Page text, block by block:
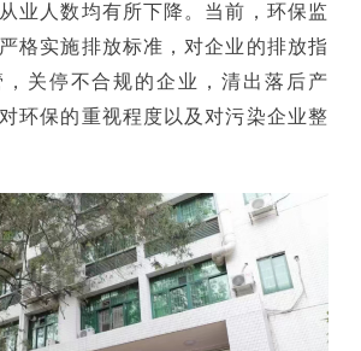
业人数均有所下降。当前，环保监
格实施排放标准，对企业的排放指
关停不合规的企业，清出落后产
环保的重视程度以及对污染企业整